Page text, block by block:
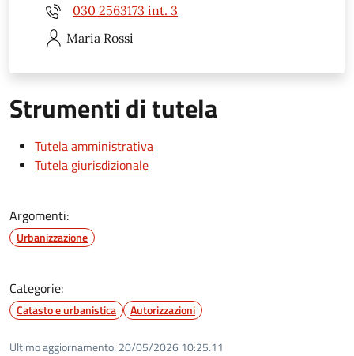
030 2563173 int. 3
Maria Rossi
Strumenti di tutela
Tutela amministrativa
Tutela giurisdizionale
Argomenti:
Urbanizzazione
Categorie:
Catasto e urbanistica Autorizzazioni
Ultimo aggiornamento: 20/05/2026 10:25.11